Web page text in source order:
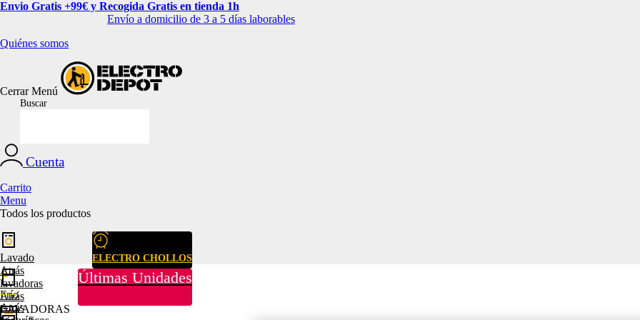
Envio Gratis +99€ y Recogida Gratis en tienda 1h
Envío a domicilio de 3 a 5 días laborables
Quiénes somos
CerrarMenú
Buscar
Cuenta
Carrito
Menu
Todos los productos
ELECTRO CHOLLOS
Últimas Unidades
Lavado
Atrás
lavadoras
Atrás
LAVADORAS
Frío
Atrás